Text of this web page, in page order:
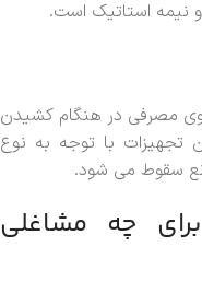
نیمه استاتیک است.
مصرفی در هنگام کشیدن
تجهیزات با توجه به نوع
سقوط می شود.
چه مشاغلی